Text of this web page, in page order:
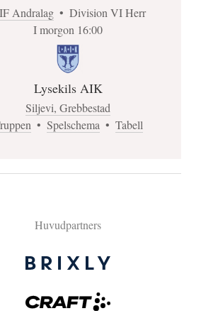
Andralag • Division VI Herr
I morgon 16:00
Lysekils AIK
Siljevi, Grebbestad
• Spelschema • Tabell
Huvudpartners